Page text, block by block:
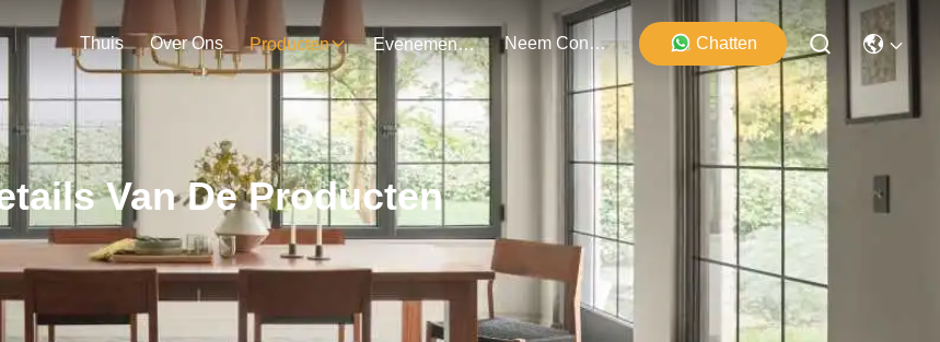
Thuis Over Ons Producten Evenementen Neem Contact Met Ons Op Chatten
Van De Producten